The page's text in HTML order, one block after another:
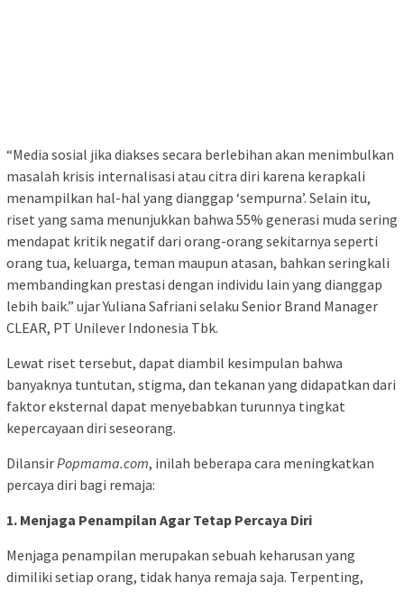
“Media sosial jika diakses secara berlebihan akan menimbulkan
masalah krisis internalisasi atau citra diri karena kerapkali
menampilkan hal-hal yang dianggap ‘sempurna’. Selain itu,
riset yang sama menunjukkan bahwa 55% generasi muda sering
mendapat kritik negatif dari orang-orang sekitarnya seperti
orang tua, keluarga, teman maupun atasan, bahkan seringkali
membandingkan prestasi dengan individu lain yang dianggap
lebih baik.” ujar Yuliana Safriani selaku Senior Brand Manager
CLEAR, PT Unilever Indonesia Tbk.
Lewat riset tersebut, dapat diambil kesimpulan bahwa
banyaknya tuntutan, stigma, dan tekanan yang didapatkan dari
faktor eksternal dapat menyebabkan turunnya tingkat
kepercayaan diri seseorang.
DilansirPopmama.com, inilah beberapa cara meningkatkan
percaya diri bagi remaja:
1. Menjaga Penampilan Agar Tetap Percaya Diri
Menjaga penampilan merupakan sebuah keharusan yang
dimiliki setiap orang, tidak hanya remaja saja. Terpenting,